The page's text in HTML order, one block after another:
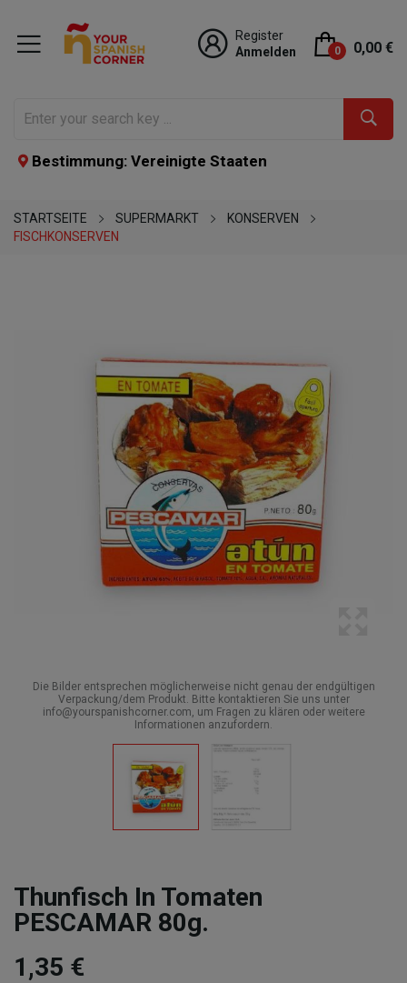
Register
Anmelden
0 0,00 €
Bestimmung: Vereinigte Staaten
STARTSEITE SUPERMARKT
KONSERVEN
FISCHKONSERVEN
Die Bilder entsprechen möglicherweise nicht genau der endgültigen
Verpackung/dem Produkt. Bitte kontaktieren Sie uns unter
info@yourspanishcorner.com, um Fragen zu klären oder weitere
Informationen anzufordern.
Thunfisch In Tomaten
PESCAMAR 80g.
1,35 €